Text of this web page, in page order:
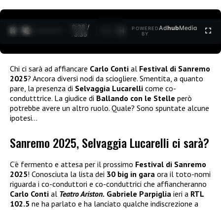
0:29 /
3:35
POWERED
BY
AdhubMedia
Chi ci sarà ad affiancare Carlo Conti al Festival di Sanremo
2025? Ancora diversi nodi da sciogliere. Smentita, a quanto
pare, la presenza di Selvaggia Lucarelli come co-
condutttrice. La giudice di Ballando con le Stelle però
potrebbe avere un altro ruolo. Quale? Sono spuntate alcune
ipotesi…
Sanremo 2025, Selvaggia Lucarelli ci sarà?
C’è fermento e attesa per il prossimo Festival di Sanremo
2025! Conosciuta la lista dei 30 big in gara ora il toto-nomi
riguarda i co-conduttori e co-conduttrici che affiancheranno
Carlo Conti al Teatro Ariston. Gabriele Parpiglia ieri a RTL
102.5 ne ha parlato e ha lanciato qualche indiscrezione a